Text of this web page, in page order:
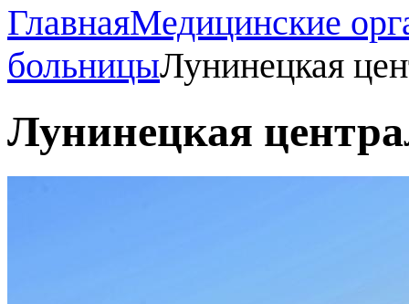
ГлавнаяМедицинские
больницыЛунинецкая
Лунинецкая